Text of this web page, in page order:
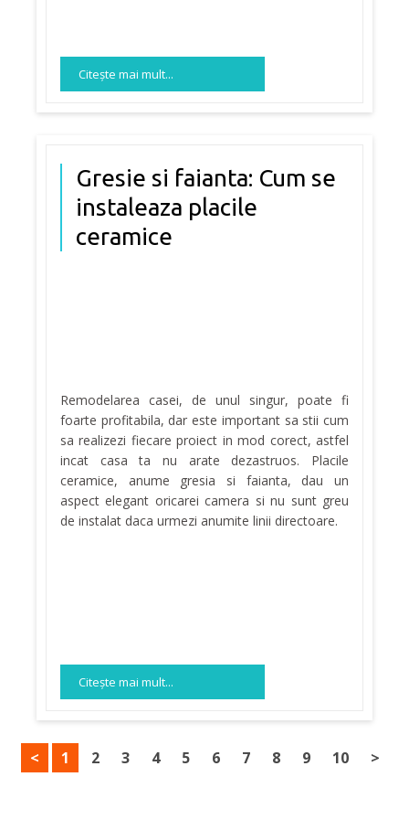
Citeşte mai mult...
Gresie si faianta: Cum se
instaleaza placile
ceramice
Remodelarea casei, de unul singur, poate fi
foarte profitabila, dar este important sa stii cum
sa realizezi fiecare proiect in mod corect, astfel
incat casa ta nu arate dezastruos. Placile
ceramice, anume gresia si faianta, dau un
aspect elegant oricarei camera si nu sunt greu
de instalat daca urmezi anumite linii directoare.
Citeşte mai mult...
< 1 2 3 4 5 6 7 8 9 10 >